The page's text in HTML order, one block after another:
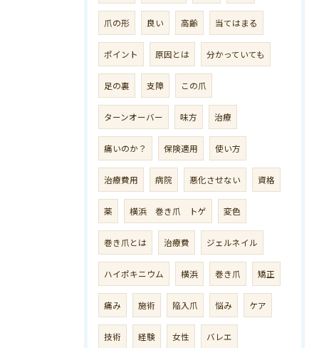
爪の形 良い 高齢 当てはまる
ポイント 原因とは 分かっていても
足の裏 支障 この爪
ターンオーバー 味方 治療
痛いのか？ 保険適用 使い方
治療費用 病院 悪化させない 資格
薬 横浜 巻き爪 トゲ 変色
巻き爪とは 治療費 ジェルネイル
ハイポキニウム 横浜 巻き爪 矯正
痛み 施術 陥入爪 悩み ケア
技術 経験 女性 バレエ